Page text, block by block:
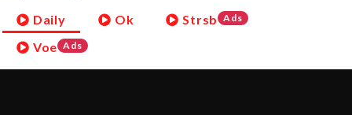
Daily Ok Strsb Ads
Voe Ads